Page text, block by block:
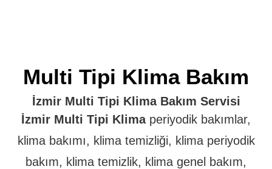
Multi Tipi Klima Bakım
İzmir Multi Tipi Klima Bakım Servisi
İzmir Multi Tipi Klimaperiyodik bakımlar,
klima bakımı, klima temizliği, klima periyodik
bakım, klima temizlik, klima genel bakım,